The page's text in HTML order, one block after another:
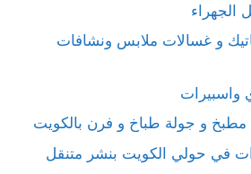
الجهراء
و غسالات ملابس ونشافات
واسبيرات
و جولة طباخ و فرن بالكويت
في حولي الكويت بنشر متنقل